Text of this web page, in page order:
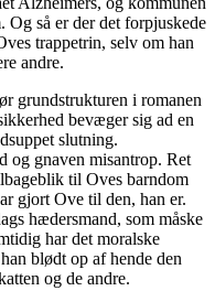
Og så er der det forpjuskede
trappetrin, selv om han
andre.
grundstrukturen i romanen
bevæger sig ad en
slutning.
og gnaven misantrop. Ret
til Oves barndom
gjort Ove til den, han er.
hædersmand, som måske
har det moralske
blødt op af hende den
og de andre.